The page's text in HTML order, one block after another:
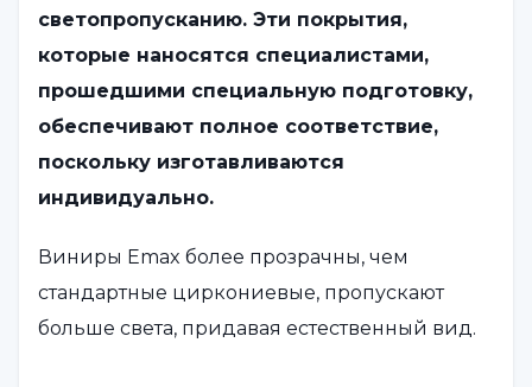
светопропусканию. Эти покрытия,
которые наносятся специалистами,
прошедшими специальную подготовку,
обеспечивают полное соответствие,
поскольку изготавливаются
индивидуально.
Виниры Emax более прозрачны, чем
стандартные циркониевые, пропускают
больше света, придавая естественный вид.